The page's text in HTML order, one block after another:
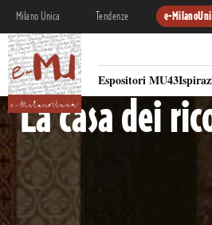
Milano Unica Tendenze e-
Espositori MU43
La casa dei
RACCONTO MATERICO